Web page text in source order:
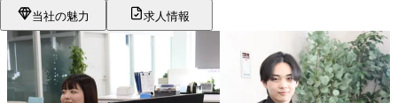
当社の魅力 求人情報